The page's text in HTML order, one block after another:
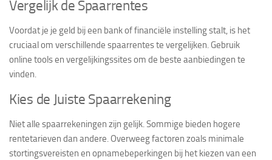
Vergelijk de Spaarrentes
Voordat je je geld bij een bank of financiële instelling stalt, is het
cruciaal om verschillende spaarrentes te vergelijken. Gebruik
online tools en vergelijkingssites om de beste aanbiedingen te
vinden.
Kies de Juiste Spaarrekening
Niet alle spaarrekeningen zijn gelijk. Sommige bieden hogere
rentetarieven dan andere. Overweeg factoren zoals minimale
stortingsvereisten en opnamebeperkingen bij het kiezen van een